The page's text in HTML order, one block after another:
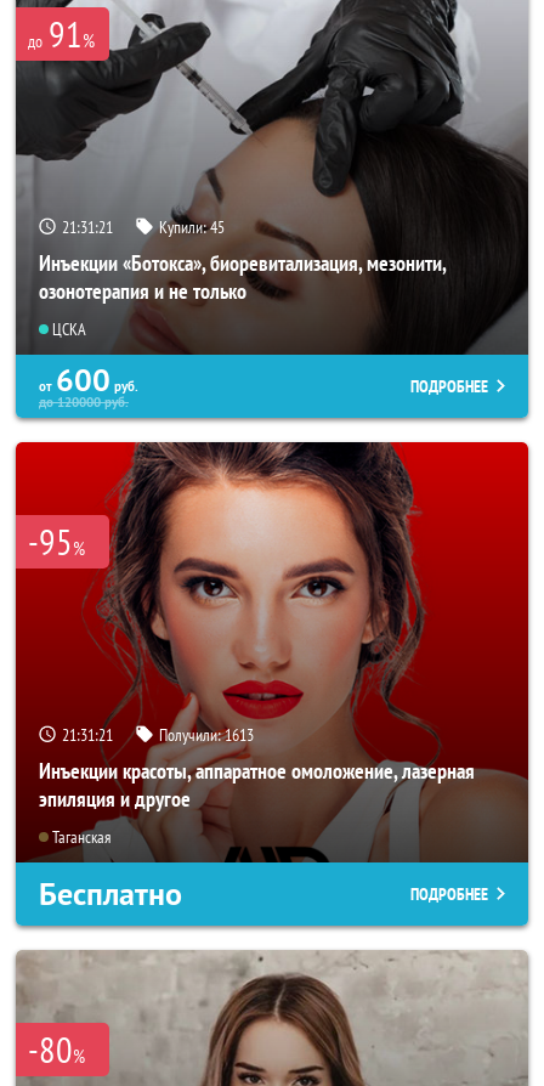
до 91%
21:31:20 Купили:45
Инъекции «Ботокса», биоревитализация, мезонити,
озонотерапия и не только
ЦСКА
от 600 руб.
до120000руб.
ПОДРОБНЕЕ
-95%
21:31:20 Получили:1613
Инъекции красоты, аппаратное омоложение, лазерная
эпиляция и другое
Таганская
Бесплатно ПОДРОБНЕЕ
-80%